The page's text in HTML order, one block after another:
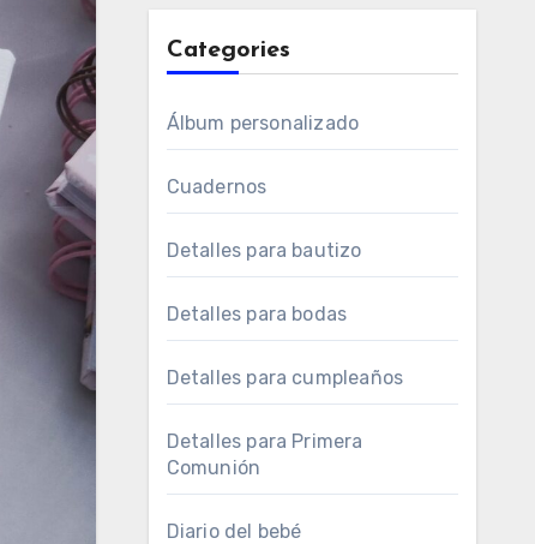
Categories
Álbum personalizado
Cuadernos
Detalles para bautizo
Detalles para bodas
Detalles para cumpleaños
Detalles para Primera
Comunión
Diario del bebé